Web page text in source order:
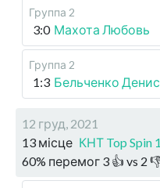
Группа 2
3:0 Махота Любовь
Группа 2
1:3 Бельченко Денис
12 груд, 2021
13 місце КНТ Top Spin
60% перемог 3 👍 vs 2